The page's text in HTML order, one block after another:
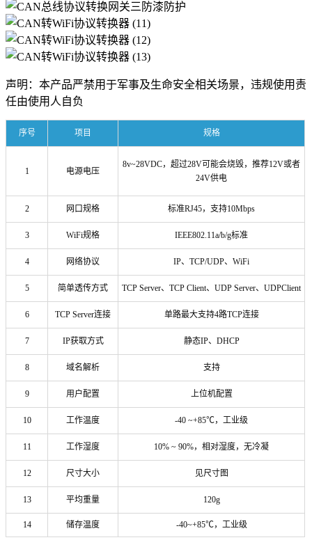
声明：本产品严禁用于军事及生命安全相关场景，违规使用责
任由使用人自负
序号 项目 规格
1 电源电压
8v~28VDC，超过28V可能会烧毁，推荐12V或者
24V供电
2 网口规格 标准RJ45，支持10Mbps
3 WiFi规格 IEEE802.11a/b/g标准
4 网络协议 IP、TCP/UDP、WiFi
5 简单透传方式 TCP Server、TCP Client、UDP Server、UDPClient
6 TCP Server连接 单路最大支持4路TCP连接
7 IP获取方式 静态IP、DHCP
8 域名解析 支持
9 用户配置 上位机配置
10 工作温度 -40 ~+85℃，工业级
11 工作湿度 10% ~ 90%，相对湿度，无冷凝
12 尺寸大小 见尺寸图
13 平均重量 120g
14 储存温度 -40~+85℃，工业级